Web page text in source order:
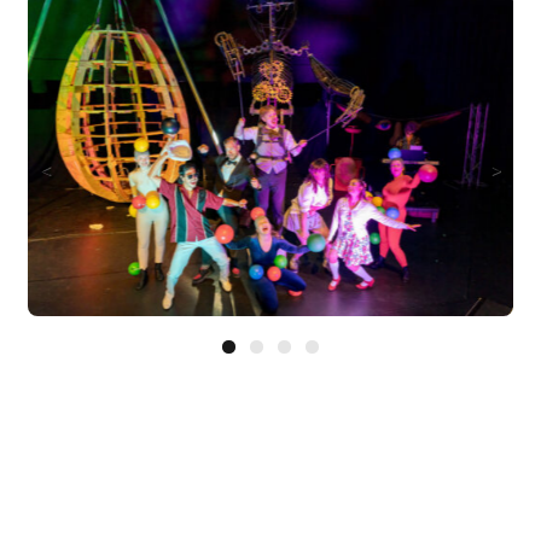
Europäischen Forum am Rhein
Förderer und Partner Theater BAden
ALsace
Services
< >